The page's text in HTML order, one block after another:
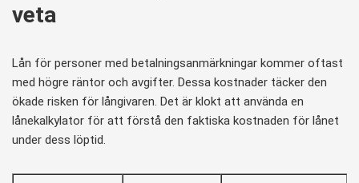
veta
Lån för personer med betalningsanmärkningar kommer oftast
med högre räntor och avgifter. Dessa kostnader täcker den
ökade risken för långivaren. Det är klokt att använda en
lånekalkylator för att förstå den faktiska kostnaden för lånet
under dess löptid.